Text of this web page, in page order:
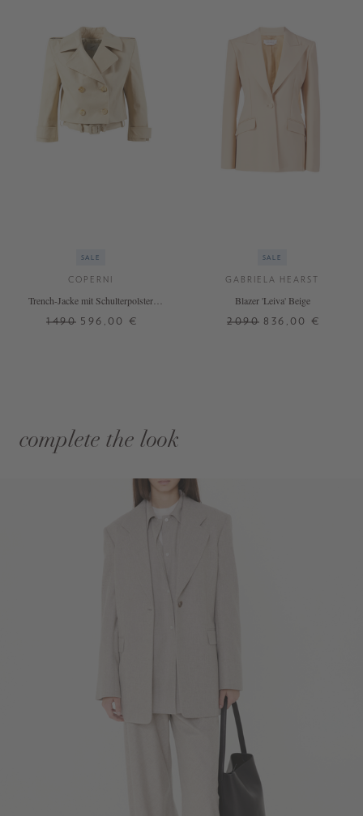
SALE
COPERNI
Trench-Jacke mit Schulterpolster
1490 596,00 €
SALE
GABRIELA HEARST
Blazer 'Leiva' Beige
2090 836,00 €
complete the look